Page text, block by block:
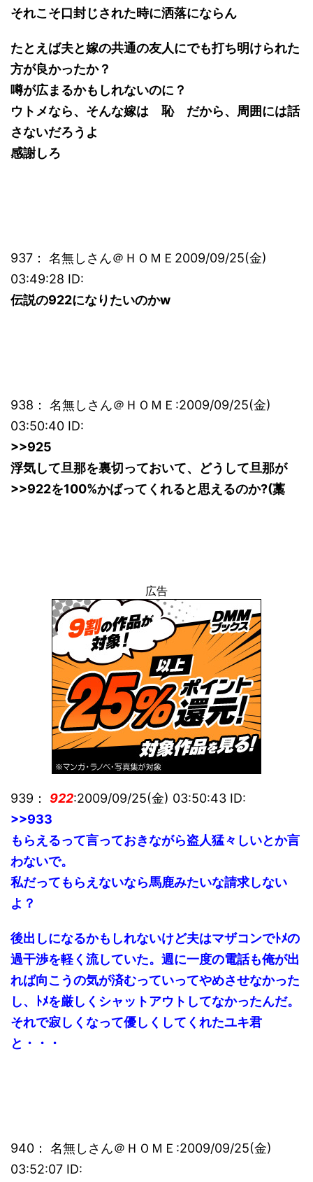
それこそ口封じされた時に洒落にならん
たとえば夫と嫁の共通の友人にでも打ち明けられた
方が良かったか？
噂が広まるかもしれないのに？
ウトメなら、そんな嫁は 恥 だから、周囲には話
さないだろうよ
感謝しろ
937： 名無しさん＠ＨＯＭＥ2009/09/25(金)
03:49:28 ID:
伝説の922になりたいのかw
938： 名無しさん＠ＨＯＭＥ:2009/09/25(金)
03:50:40 ID:
>>925
浮気して旦那を裏切っておいて、どうして旦那が
>>922を100%かばってくれると思えるのか?(藁
広告
939： 922:2009/09/25(金) 03:50:43 ID:
>>933
もらえるって言っておきながら盗人猛々しいとか言
わないで。
私だってもらえないなら馬鹿みたいな請求しない
よ？
後出しになるかもしれないけど夫はマザコンでﾄﾒの
過干渉を軽く流していた。週に一度の電話も俺が出
れば向こうの気が済むっていってやめさせなかった
し、ﾄﾒを厳しくシャットアウトしてなかったんだ。
それで寂しくなって優しくしてくれたユキ君
と・・・
940： 名無しさん＠ＨＯＭＥ:2009/09/25(金)
03:52:07 ID: